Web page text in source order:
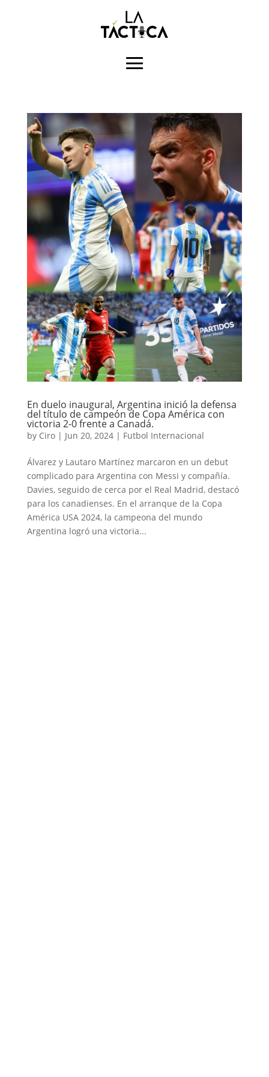
En duelo inaugural, Argentina inició la defensa
del título de campeón de Copa América con
victoria 2-0 frente a Canadá.
by Ciro| Jun 20, 2024| Futbol Internacional
Álvarez y Lautaro Martínez marcaron en un debut
complicado para Argentina con Messi y compañía.
Davies, seguido de cerca por el Real Madrid, destacó
para los canadienses. En el arranque de la Copa
América USA 2024, la campeona del mundo
Argentina logró una victoria...